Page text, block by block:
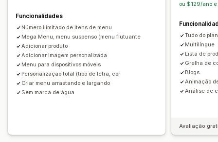
Multilingue Reatividade móvel
Funcionalidades
Número ilimitado de itens de menu
Mega Menu, menu suspenso (menu flutuante
Adicionar produto
Adicionar imagem personalizada
Menu para dispositivos móveis
Personalização total (tipo de letra, cor
Criar menu arrastando e largando
Sem marca de água
ou $129/ano e
Tudo do
Multilíngue
Lista de
Grelha de
Blogs
Animação
Análise de
Avaliação